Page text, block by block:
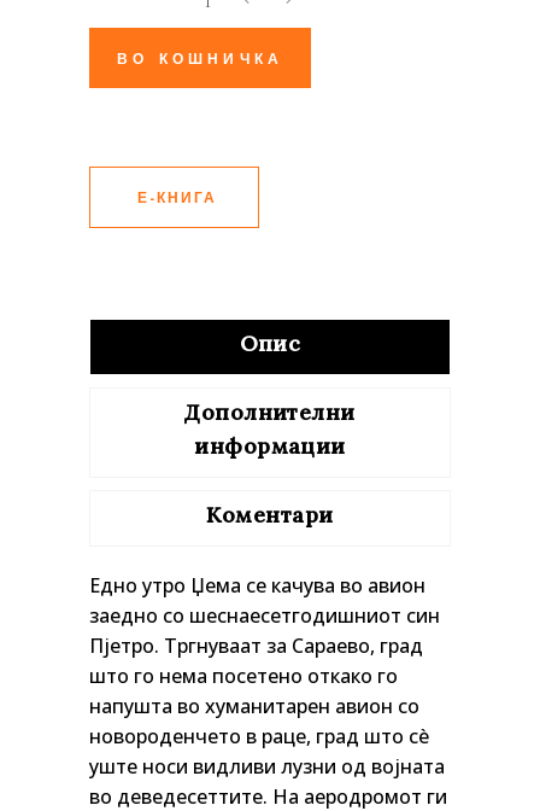
quantity
ВО КОШНИЧКА
Е-КНИГА
Опис
Дополнителни
информации
Коментари
Едно утро Џема се качува во авион
заедно со шеснаесетгодишниот син
Пјетро. Тргнуваат за Сараево, град
што го нема посетено откако го
напушта во хуманитарен авион со
новороденчето в раце, град што сè
уште носи видливи лузни од војната
во деведесеттите. На аеродромот ги